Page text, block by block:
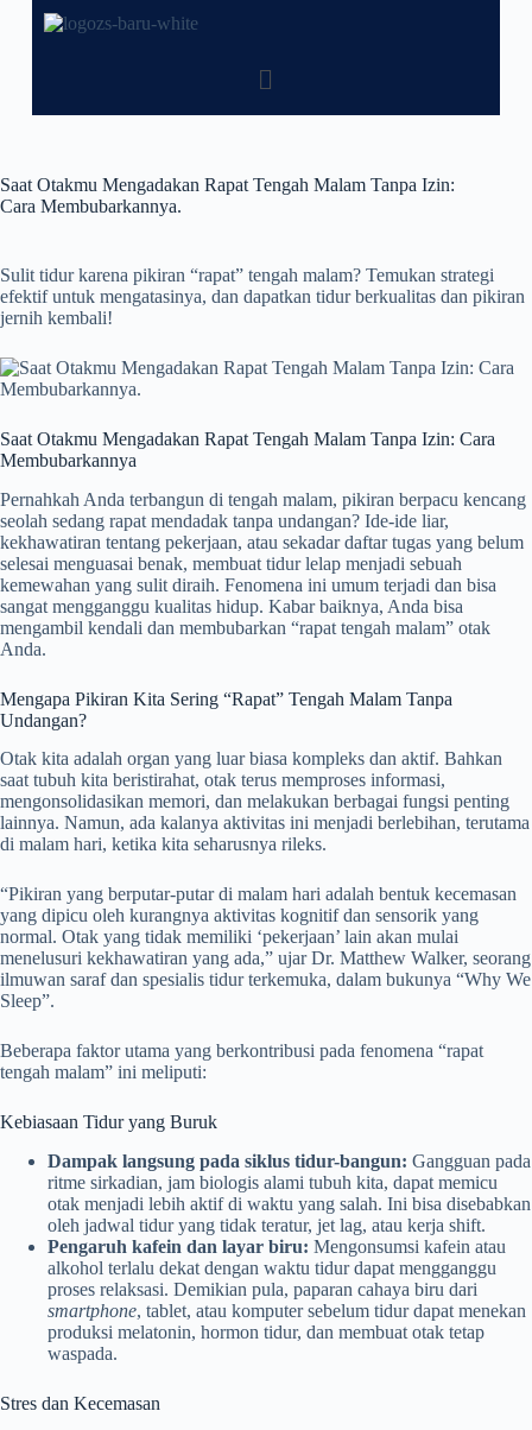
Saat Otakmu Mengadakan Rapat Tengah Malam Tanpa Izin:
Cara Membubarkannya.
Sulit tidur karena pikiran “rapat” tengah malam? Temukan strategi
efektif untuk mengatasinya, dan dapatkan tidur berkualitas dan pikiran
jernih kembali!
Saat Otakmu Mengadakan Rapat Tengah Malam Tanpa Izin: Cara
Membubarkannya
Pernahkah Anda terbangun di tengah malam, pikiran berpacu kencang
seolah sedang rapat mendadak tanpa undangan? Ide-ide liar,
kekhawatiran tentang pekerjaan, atau sekadar daftar tugas yang belum
selesai menguasai benak, membuat tidur lelap menjadi sebuah
kemewahan yang sulit diraih. Fenomena ini umum terjadi dan bisa
sangat mengganggu kualitas hidup. Kabar baiknya, Anda bisa
mengambil kendali dan membubarkan “rapat tengah malam” otak
Anda.
Mengapa Pikiran Kita Sering “Rapat” Tengah Malam Tanpa
Undangan?
Otak kita adalah organ yang luar biasa kompleks dan aktif. Bahkan
saat tubuh kita beristirahat, otak terus memproses informasi,
mengonsolidasikan memori, dan melakukan berbagai fungsi penting
lainnya. Namun, ada kalanya aktivitas ini menjadi berlebihan, terutama
di malam hari, ketika kita seharusnya rileks.
“Pikiran yang berputar-putar di malam hari adalah bentuk kecemasan
yang dipicu oleh kurangnya aktivitas kognitif dan sensorik yang
normal. Otak yang tidak memiliki ‘pekerjaan’ lain akan mulai
menelusuri kekhawatiran yang ada,” ujar Dr. Matthew Walker, seorang
ilmuwan saraf dan spesialis tidur terkemuka, dalam bukunya “Why We
Sleep”.
Beberapa faktor utama yang berkontribusi pada fenomena “rapat
tengah malam” ini meliputi:
Kebiasaan Tidur yang Buruk
Dampak langsung pada siklus tidur-bangun: Gangguan pada
ritme sirkadian, jam biologis alami tubuh kita, dapat memicu
otak menjadi lebih aktif di waktu yang salah. Ini bisa disebabkan
oleh jadwal tidur yang tidak teratur, jet lag, atau kerja shift.
Pengaruh kafein dan layar biru: Mengonsumsi kafein atau
alkohol terlalu dekat dengan waktu tidur dapat mengganggu
proses relaksasi. Demikian pula, paparan cahaya biru dari
smartphone, tablet, atau komputer sebelum tidur dapat menekan
produksi melatonin, hormon tidur, dan membuat otak tetap
waspada.
Stres dan Kecemasan